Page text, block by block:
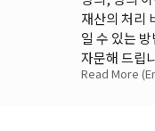
재산의 처리
일 수 있는
자문해 드립
Read More